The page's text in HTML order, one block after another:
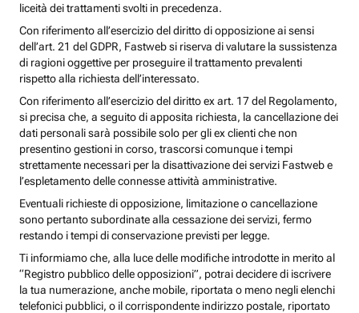
liceità dei trattamenti svolti in precedenza.
Con riferimento all’esercizio del diritto di opposizione ai sensi
dell’art. 21 del GDPR, Fastweb si riserva di valutare la sussistenza
di ragioni oggettive per proseguire il trattamento prevalenti
rispetto alla richiesta dell’interessato.
Con riferimento all’esercizio del diritto ex art. 17 del Regolamento,
si precisa che, a seguito di apposita richiesta, la cancellazione dei
dati personali sarà possibile solo per gli ex clienti che non
presentino gestioni in corso, trascorsi comunque i tempi
strettamente necessari per la disattivazione dei servizi Fastweb e
l’espletamento delle connesse attività amministrative.
Eventuali richieste di opposizione, limitazione o cancellazione
sono pertanto subordinate alla cessazione dei servizi, fermo
restando i tempi di conservazione previsti per legge.
Ti informiamo che, alla luce delle modifiche introdotte in merito al
“Registro pubblico delle opposizioni”, potrai decidere di iscrivere
la tua numerazione, anche mobile, riportata o meno negli elenchi
telefonici pubblici, o il corrispondente indirizzo postale, riportato